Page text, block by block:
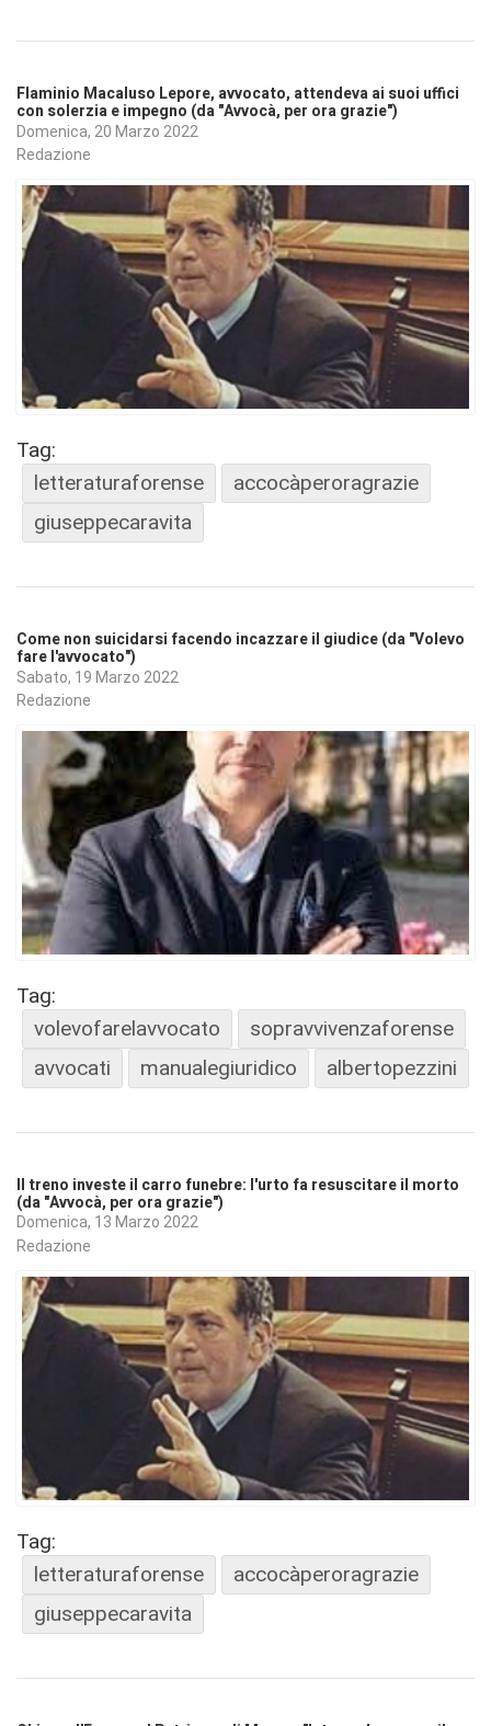
Flaminio Macaluso Lepore, avvocato, attendeva ai suoi uffici
con solerzia e impegno (da "Avvocà, per ora grazie")
Domenica, 20 Marzo 2022
Redazione
Tag:
letteraturaforense
accocàperoragrazie
giuseppecaravita
Come non suicidarsi facendo incazzare il giudice (da "Volevo
fare l'avvocato")
Sabato, 19 Marzo 2022
Redazione
Tag:
volevofarelavvocato
sopravvivenzaforense
avvocati
manualegiuridico albertopezzini
Il treno investe il carro funebre: l'urto fa resuscitare il morto
(da "Avvocà, per ora grazie")
Domenica, 13 Marzo 2022
Redazione
Tag:
letteraturaforense
accocàperoragrazie
giuseppecaravita